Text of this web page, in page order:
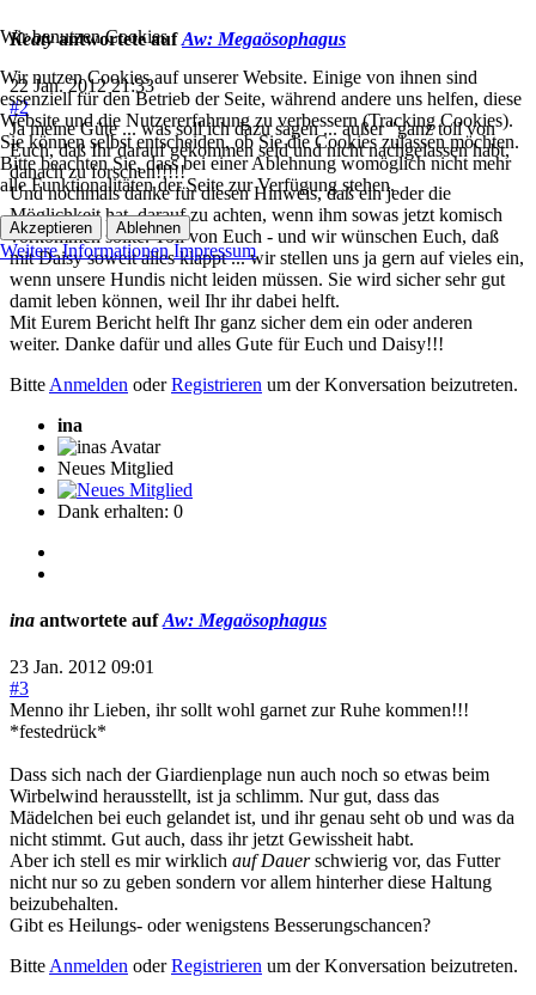
Keatyantwortete aufAw: Megaösophagus
22 Jan. 2012 21:33
#2
Ja meine Güte ... was soll ich dazu sagen ... außer "ganz toll von
Euch, daß Ihr darauf gekommen seid und nicht nachgelassen habt,
danach zu forschen!!!!!
Und nochmals danke für diesen Hinweis, daß ein jeder die
Möglichkeit hat, darauf zu achten, wenn ihm sowas jetzt komisch
vorkommen sollte. Toll von Euch - und wir wünschen Euch, daß
mit Daisy soweit alles klappt ... wir stellen uns ja gern auf vieles ein,
wenn unsere Hundis nicht leiden müssen. Sie wird sicher sehr gut
damit leben können, weil Ihr ihr dabei helft.
Mit Eurem Bericht helft Ihr ganz sicher dem ein oder anderen
weiter. Danke dafür und alles Gute für Euch und Daisy!!!
Bitte Anmelden oderRegistrieren um der Konversation beizutreten.
ina
Neues Mitglied
Dank erhalten: 0
ina antwortete aufAw: Megaösophagus
23 Jan. 2012 09:01
#3
Menno ihr Lieben, ihr sollt wohl garnet zur Ruhe kommen!!!
*festedrück*
Dass sich nach der Giardienplage nun auch noch so etwas beim
Wirbelwind herausstellt, ist ja schlimm. Nur gut, dass das
Mädelchen bei euch gelandet ist, und ihr genau seht ob und was da
nicht stimmt. Gut auch, dass ihr jetzt Gewissheit habt.
Aber ich stell es mir wirklich auf Dauerschwierig vor, das Futter
nicht nur so zu geben sondern vor allem hinterher diese Haltung
beizubehalten.
Gibt es Heilungs- oder wenigstens Besserungschancen?
BitteAnmelden oderRegistrieren um der Konversation beizutreten.
Wir benutzen Cookies
Wir nutzen Cookies auf unserer Website. Einige von ihnen sind
essenziell für den Betrieb der Seite, während andere uns helfen, diese
Website und die Nutzererfahrung zu verbessern (Tracking Cookies).
Sie können selbst entscheiden, ob Sie die Cookies zulassen möchten.
Bitte beachten Sie, dass bei einer Ablehnung womöglich nicht mehr
alle Funktionalitäten der Seite zur Verfügung stehen.
Akzeptieren Ablehnen
Weitere Informationen Impressum